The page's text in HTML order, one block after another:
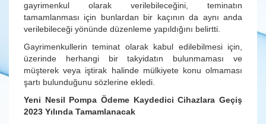
gayrimenkul olarak verilebileceğini, teminatın
tamamlanması için bunlardan bir kaçının da aynı anda
verilebileceği yönünde düzenleme yapıldığını belirtti.
Gayrimenkullerin teminat olarak kabul edilebilmesi için,
üzerinde herhangi bir takyidatın bulunmaması ve
müşterek veya iştirak halinde mülkiyete konu olmaması
şartı bulunduğunu sözlerine ekledi.
Yeni Nesil Pompa Ödeme Kaydedici Cihazlara Geçiş
2023 Yılında Tamamlanacak